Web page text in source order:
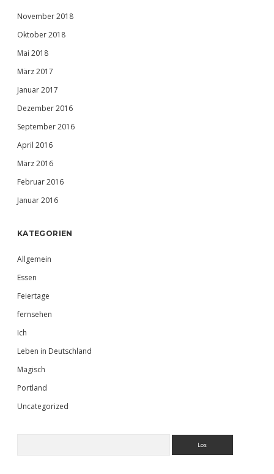
November 2018
Oktober 2018
Mai 2018
März 2017
Januar 2017
Dezember 2016
September 2016
April 2016
März 2016
Februar 2016
Januar 2016
KATEGORIEN
Allgemein
Essen
Feiertage
fernsehen
Ich
Leben in Deutschland
Magisch
Portland
Uncategorized